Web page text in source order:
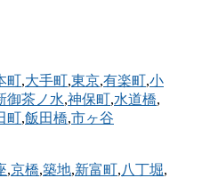
町,大手町,東京,有楽町,小
御茶ノ水,神保町,水道橋,
町,飯田橋,市ヶ谷
,京橋,築地,新富町,八丁堀,